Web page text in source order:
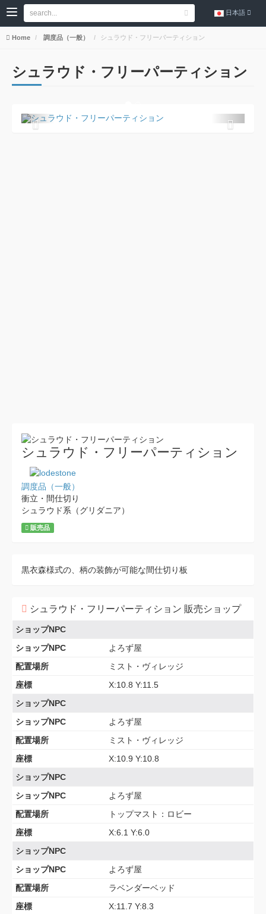
日本語
Home 調度品（一般） シュラウド・フリーパーティション
シュラウド・フリーパーティション
シュラウド・フリーパーティション
調度品（一般）
衝立・間仕切り
シュラウド系（グリダニア）
販売品
黒衣森様式の、柄の装飾が可能な間仕切り板
シュラウド・フリーパーティション 販売ショップ
ショップNPC
ショップNPC
よろず屋
配置場所
ミスト・ヴィレッジ
座標
X:10.8 Y:11.5
ショップNPC
ショップNPC
よろず屋
配置場所
ミスト・ヴィレッジ
座標
X:10.9 Y:10.8
ショップNPC
ショップNPC
よろず屋
配置場所
トップマスト：ロビー
座標
X:6.1 Y:6.0
ショップNPC
ショップNPC
よろず屋
配置場所
ラベンダーベッド
座標
X:11.7 Y:8.3